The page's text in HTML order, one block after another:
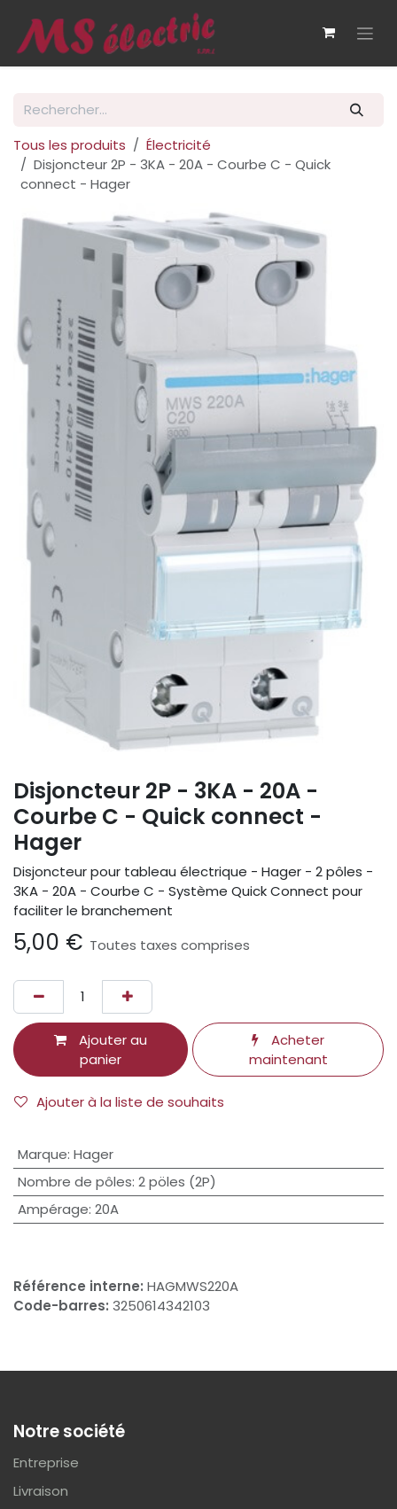
Tous les produits
Électricité
Disjoncteur 2P - 3KA - 20A - Courbe C - Quick
connect - Hager
Disjoncteur 2P - 3KA - 20A -
Courbe C - Quick connect -
Hager
Disjoncteur pour tableau électrique - Hager - 2 pôles -
3KA - 20A - Courbe C - Système Quick Connect pour
faciliter le branchement
5,00 € Toutes taxes comprises
Ajouter au
panier
Acheter
maintenant
Ajouter à la liste de souhaits
Marque: Hager
Nombre de pôles: 2 pöles (2P)
Ampérage: 20A
Référence interne: HAGMWS220A
Code-barres: 3250614342103
Notre société
Entreprise
Livraison